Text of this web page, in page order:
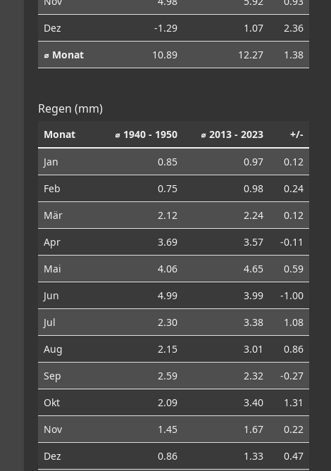
Dez
-1.29 1.07
2.36
⌀ Monat
10.89 12.27 1.38
Regen (mm)
Monat ⌀ 1940 - 1950 ⌀ 2013 - 2023 +/-
Jan 0.85 0.97
0.12
Feb
0.75 0.98
0.24
Mär
2.12 2.24
0.12
Apr
3.69 3.57
-0.11
Mai
4.06 4.65
0.59
Jun
4.99 3.99
-1.00
Jul
2.30 3.38
1.08
Aug
2.15 3.01
0.86
Sep
2.59 2.32
-0.27
Okt
2.09 3.40
1.31
Nov
1.45 1.67
0.22
Dez
0.86 1.33 0.47